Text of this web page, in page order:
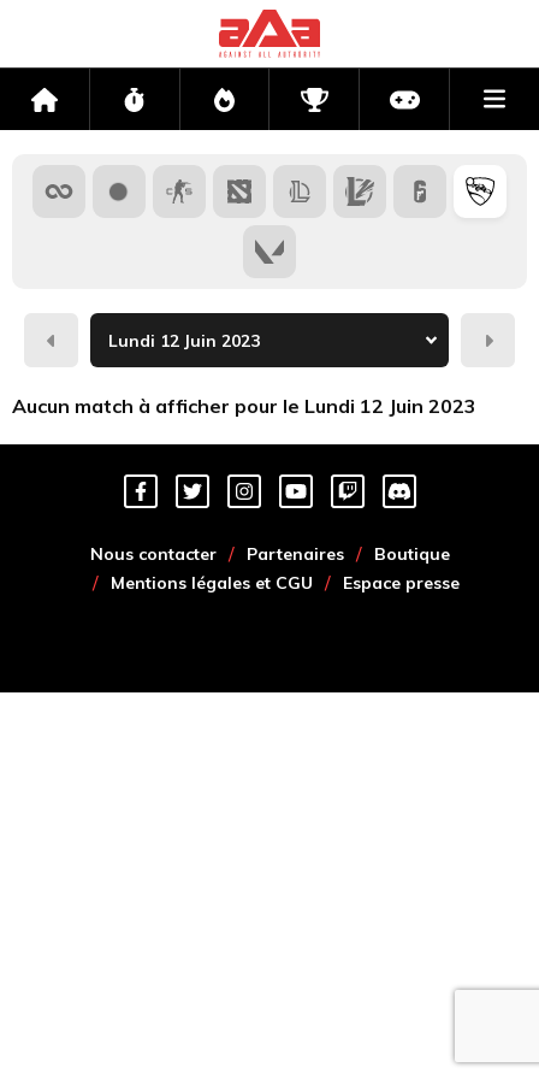
Accueil Flux Directs CompétitionsActu jeux
Hier
Aucun match à afficher pour le Lundi 12 Juin 2023
Nous contacter Partenaires
Boutique
Mentions légales et CGU
Espace presse